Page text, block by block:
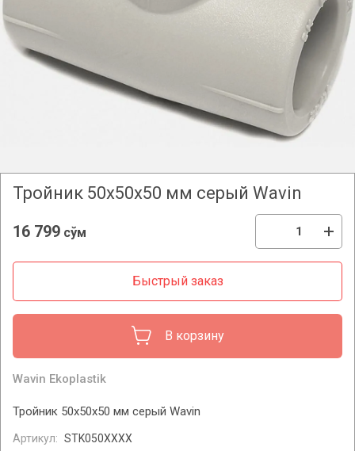
Тройник 50x50x50 мм серый Wavin
16 799 сўм
В корзину
Быстрый заказ
Wavin Ekoplastik
Тройник 50x50x50 мм серый Wavin
Артикул: STK050XXXX